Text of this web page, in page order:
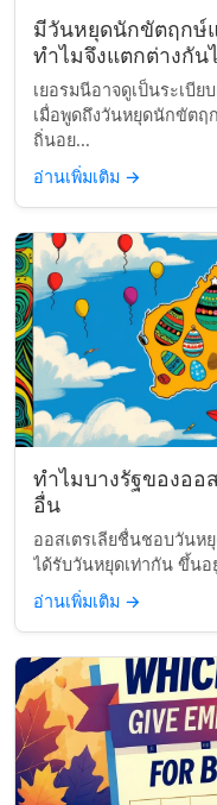
มีวันหยุดนักขัตฤกษ์
ทำไมจึงแตกต่างกัน
เยอรมนีอาจดูเป็นระเบี
เมื่อพูดถึงวันหยุดนักขัตฤ
ถิ่นอย...
อ่านเพิ่มเติม →
ทำไมบางรัฐของออ
อื่น
ออสเตรเลียชื่นชอบวันห
ได้รับวันหยุดเท่ากัน ขึ้น
อ่านเพิ่มเติม →